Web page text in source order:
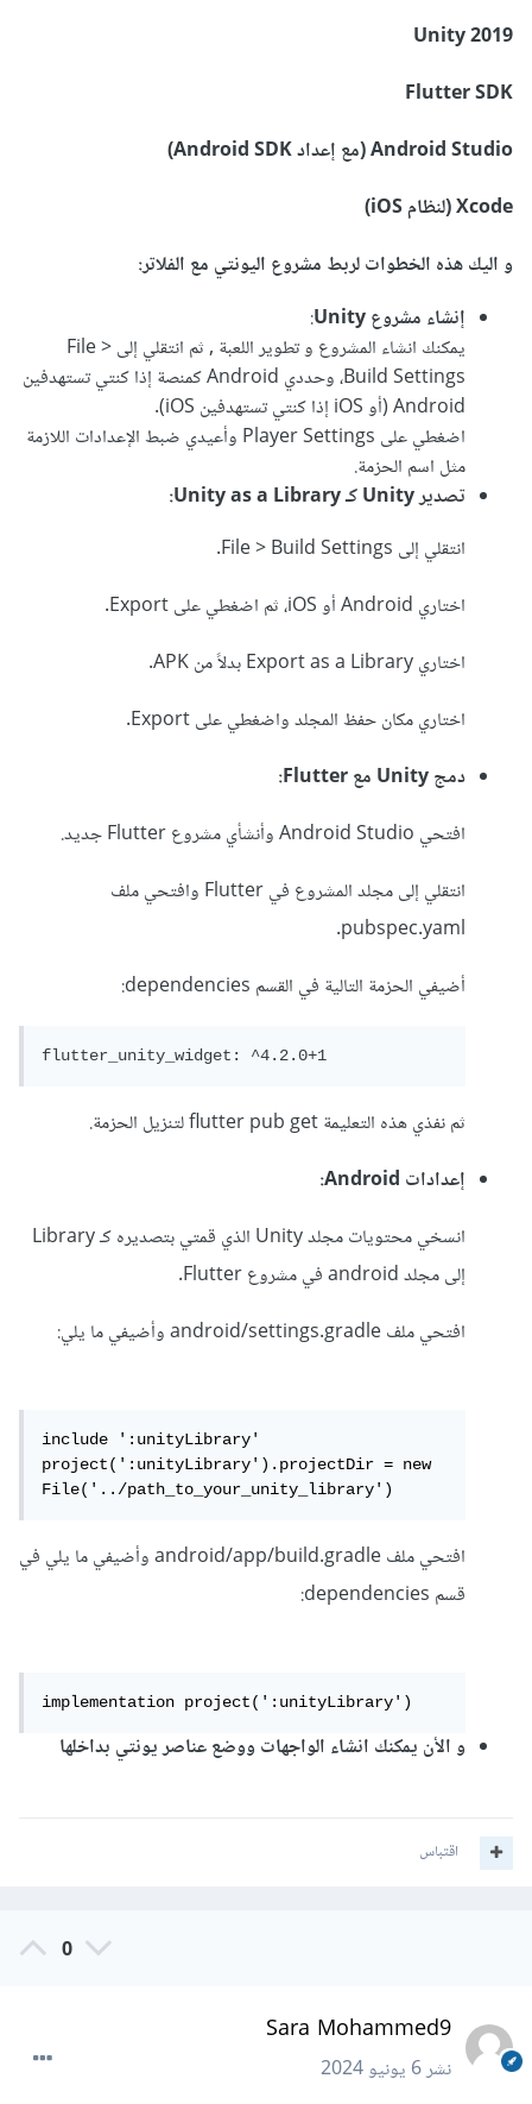
Unity 2019
Flutter SDK
Android Studio (مع إعداد Android SDK)
Xcode (لنظام iOS)
و اليك هذه الخطوات لربط مشروع اليونتي مع الفلاتر:
إنشاء مشروع Unity
:
يمكنك انشاء المشروع و تطوير اللعبة , ثم انتقلي إلى File >
Build Settings، وحددي Android كمنصة إذا كنتي تستهدفين
Android (أو iOS إذا كنتي تستهدفين iOS).
اضغطي على Player Settings وأعيدي ضبط الإعدادات اللازمة
مثل اسم الحزمة.
تصدير Unity كـ Unity as a Library:
انتقلي إلى File > Build Settings.
اختاري Android أو iOS، ثم اضغطي على Export.
اختاري Export as a Library بدلاً من APK.
اختاري مكان حفظ المجلد واضغطي على Export.
دمج Unity مع Flutter:
افتحي Android Studio وأنشأي مشروع Flutter جديد.
انتقلي إلى مجلد المشروع في Flutter وافتحي ملف
pubspec.yaml.
أضيفي الحزمة التالية في القسم dependencies:
ثم نفذي هذه التعليمة flutter pub get لتنزيل الحزمة.
إعدادات Android:
انسخي محتويات مجلد Unity الذي قمتي بتصديره كـ Library
إلى مجلد android في مشروع Flutter.
افتحي ملف android/settings.gradle وأضيفي ما يلي:
include ':unityLibrary'
project(':unityLibrary').projectDir = new
File('../path_to_your_unity_library')
افتحي ملف android/app/build.gradle وأضيفي ما يلي في
قسم dependencies:
implementation project(':unityLibrary')
و الأن يمكنك انشاء الواجهات ووضع عناصر يونتي بداخلها
اقتباس
0
Sara Mohammed9
نشر6 يونيو 2024